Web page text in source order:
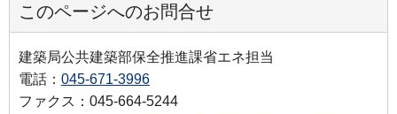
このページへのお問合せ
建築局公共建築部保全推進課省エネ担当
電話： 045-671-3996
ファクス：045-664-5244